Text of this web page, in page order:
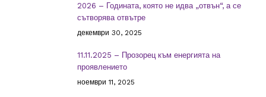
2026 – Годината, която не идва „отвън“, а се
сътворява отвътре
декември 30, 2025
11.11.2025 – Прозорец към енергията на
проявлението
ноември 11, 2025